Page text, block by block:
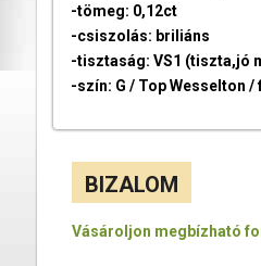
-tömeg: 0,12ct
-csiszolás: briliáns
-tisztaság: VS1 (tiszta,jó
-szín: G / Top Wesselton /
BIZALOM
Vásároljon megbízható